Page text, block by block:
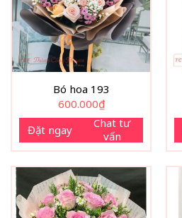
Bó hoa 193
600.000₫
Đặt ngay
Chat tư
vấn